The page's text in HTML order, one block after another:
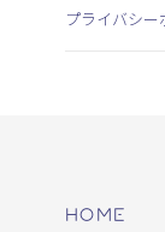
プライバシー
HOME